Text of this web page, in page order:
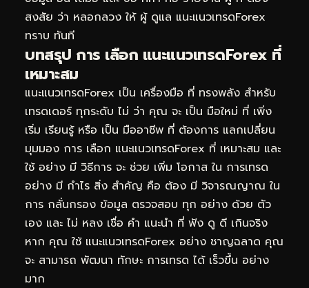
สงสัย ว่า หลอกลวง ให้ ผู้ ดูแล แนะแนวเทรดForex
ทราบ ทันที
บทสรุป การ เลือก แนะแนวเทรดForex ที่
เหมาะสม
แนะแนวเทรดForex เป็น เครื่องมือ ที่ ทรงพลัง สำหรับ
เทรดเดอร์ ทุกระดับ ไม่ ว่า คุณ จะ เป็น มือใหม่ ที่ เพิ่ง
เริ่ม เรียนรู้ หรือ เป็น มืออาชีพ ที่ ต้องการ แลกเปลี่ยน
มุมมอง การ เลือก แนะแนวเทรดForex ที่ เหมาะสม และ
ใช้ อย่าง มี วิธีการ จะ ช่วย เพิ่ม โอกาส ใน การเทรด
อย่าง มี กำไร สิ่ง สำคัญ คือ ต้อง มี วิจารณญาณ ใน
การ กลั่นกรอง ข้อมูล ตรวจสอบ ทุก อย่าง ด้วย ตัว
เอง และ ไม่ หลง เชื่อ คำ แนะนำ ที่ ฟัง ดู ดี เกินจริง
หาก คุณ ใช้ แนะแนวเทรดForex อย่าง ชาญฉลาด คุณ
จะ สามารถ พัฒนา ทักษะ การเทรด ได้ เร็วขึ้น อย่าง
มาก